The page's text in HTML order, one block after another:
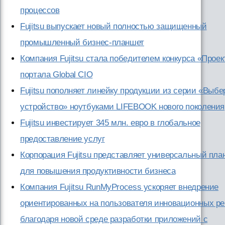
процессов
Fujitsu выпускает новый полностью защищенный
промышленный бизнес-планшет
Компания Fujitsu стала победителем конкурса
портала Global CIO
Fujitsu пополняет линейку продукции из серии
устройство» ноутбуками LIFEBOOK нового поколения
Fujitsu инвестирует 345 млн. евро в глобальное
предоставление услуг
Корпорация Fujitsu представляет универсальный
для повышения продуктивности бизнеса
Компания Fujitsu RunMyProcess ускоряет внедрение
ориентированных на пользователя инновационных
благодаря новой среде разработки приложений с